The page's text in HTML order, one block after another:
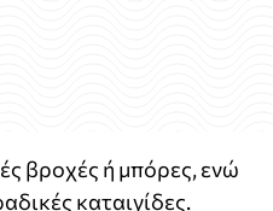
βροχές ή μπόρες, ενώ
καταιγίδες.